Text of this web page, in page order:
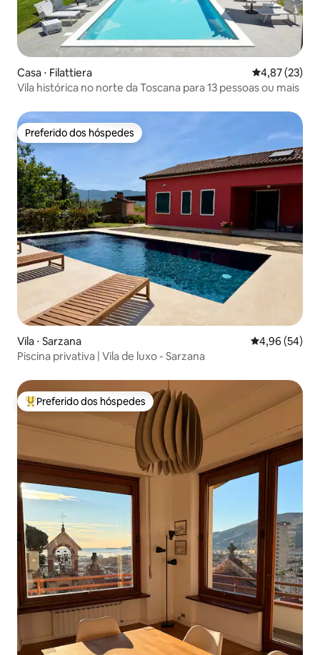
Casa ⋅ Filattiera 4,87 de uma
4,87 (23)
Vila histórica no norte da Toscana para 13 pessoas ou mais
Preferido dos hóspedes
Preferido dos hóspedes
Vila ⋅ Sarzana 4,96 de uma
4,96 (54)
Piscina privativa | Vila de luxo - Sarzana
Entre os melhores preferidos dos hóspedes
Preferido dos hóspedes